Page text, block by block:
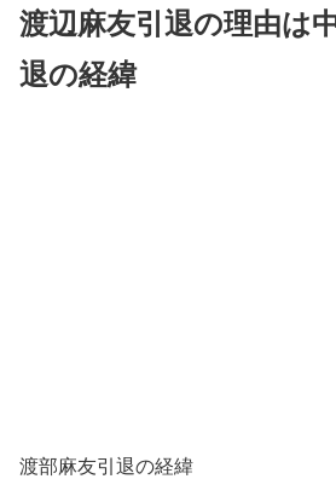
渡辺麻友引退の理由は
退の経緯
渡部麻友引退の経緯